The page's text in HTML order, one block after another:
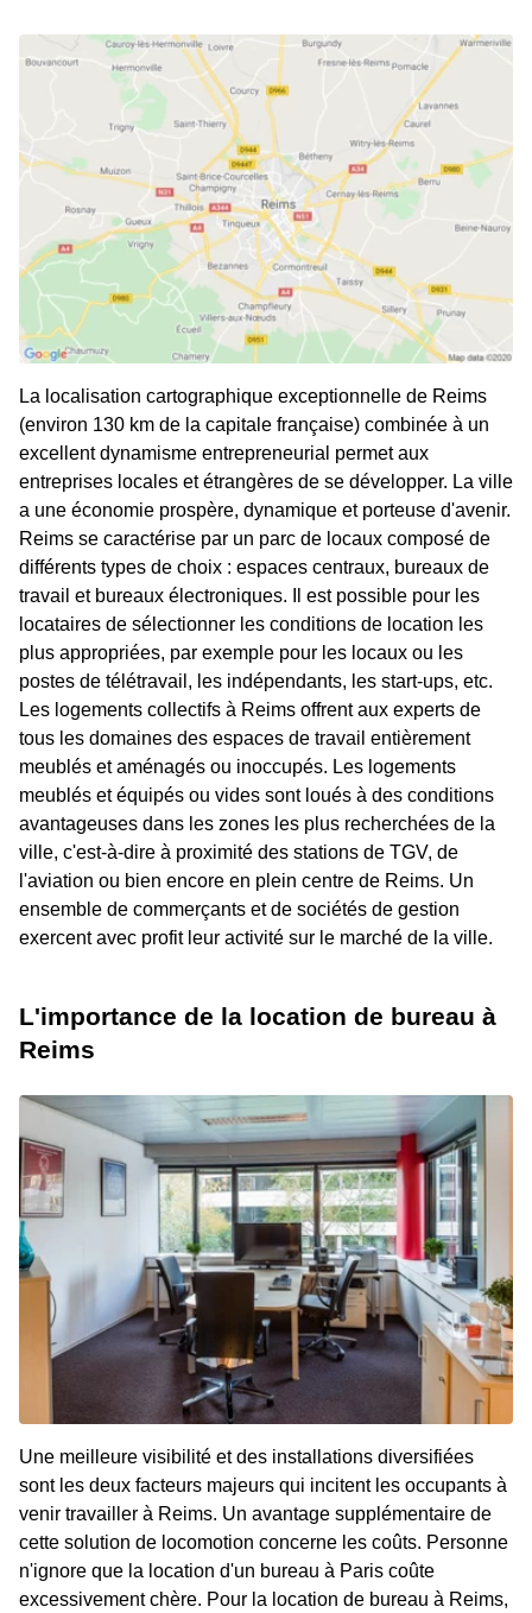
La localisation cartographique exceptionnelle de Reims
(environ 130 km de la capitale française) combinée à un
excellent dynamisme entrepreneurial permet aux
entreprises locales et étrangères de se développer. La ville
a une économie prospère, dynamique et porteuse d'avenir.
Reims se caractérise par un parc de locaux composé de
différents types de choix : espaces centraux, bureaux de
travail et bureaux électroniques. Il est possible pour les
locataires de sélectionner les conditions de location les
plus appropriées, par exemple pour les locaux ou les
postes de télétravail, les indépendants, les start-ups, etc.
Les logements collectifs à Reims offrent aux experts de
tous les domaines des espaces de travail entièrement
meublés et aménagés ou inoccupés. Les logements
meublés et équipés ou vides sont loués à des conditions
avantageuses dans les zones les plus recherchées de la
ville, c'est-à-dire à proximité des stations de TGV, de
l'aviation ou bien encore en plein centre de Reims. Un
ensemble de commerçants et de sociétés de gestion
exercent avec profit leur activité sur le marché de la ville.
L'importance de la location de bureau à
Reims
Une meilleure visibilité et des installations diversifiées
sont les deux facteurs majeurs qui incitent les occupants à
venir travailler à Reims. Un avantage supplémentaire de
cette solution de locomotion concerne les coûts. Personne
n'ignore que la location d'un bureau à Paris coûte
excessivement chère. Pour la location de bureau à Reims,